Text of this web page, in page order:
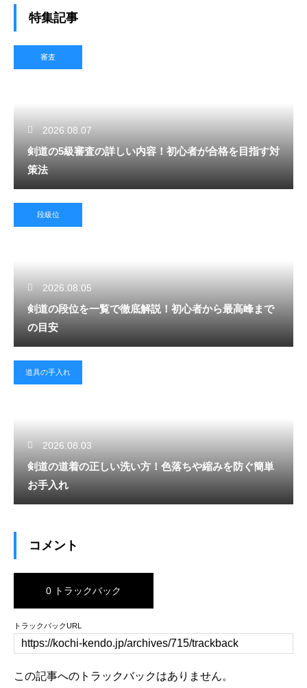
特集記事
審査
2026.08.07
剣道の5級審査の詳しい内容！初心者が合格を目指す対
策法
段級位
2026.08.05
剣道の段位を一覧で徹底解説！初心者から最高峰まで
の目安
道具の手入れ
2026.08.03
剣道の道着の正しい洗い方！色落ちや縮みを防ぐ簡単
お手入れ
コメント
0 トラックバック
トラックバックURL
この記事へのトラックバックはありません。